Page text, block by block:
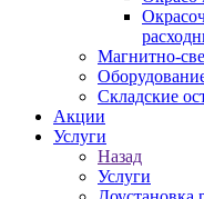
Магнитно-
Складские
Акции
Услуги
Назад
Услуги